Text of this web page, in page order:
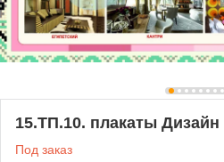
15.ТП.10. плакаты
Под заказ